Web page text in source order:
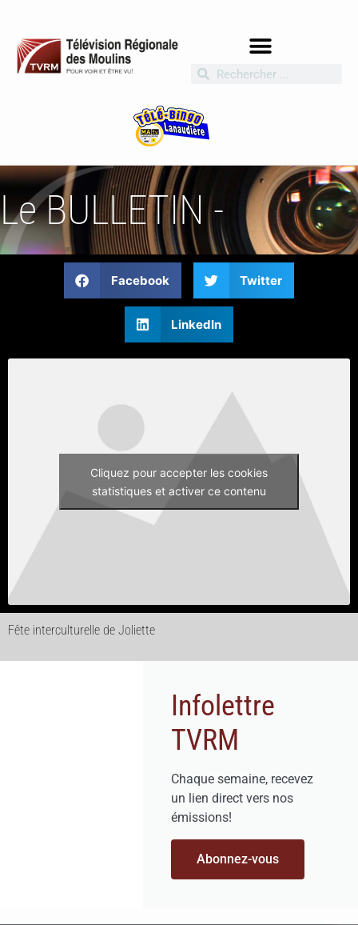
Le BULLETIN -
Facebook Twitter
LinkedIn
Cliquez pour accepter les cookies
statistiques et activer ce contenu
Fête interculturelle de Joliette
Infolettre
TVRM
Chaque semaine, recevez
un lien direct vers nos
émissions!
Abonnez-vous